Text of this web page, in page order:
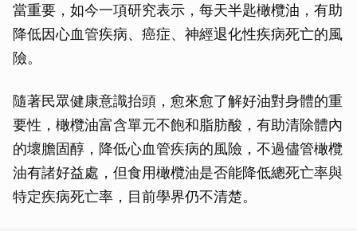
當重要，如今一項研究表示，每天半匙橄欖油，有助
降低因心血管疾病、癌症、神經退化性疾病死亡的風
險。
隨著民眾健康意識抬頭，愈來愈了解好油對身體的重
要性，橄欖油富含單元不飽和脂肪酸，有助清除體內
的壞膽固醇，降低心血管疾病的風險，不過儘管橄欖
油有諸好益處，但食用橄欖油是否能降低總死亡率與
特定疾病死亡率，目前學界仍不清楚。